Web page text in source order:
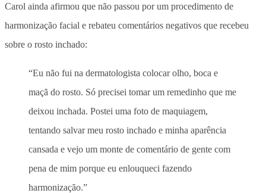
Carol ainda afirmou que não passou por um procedimento de
harmonização facial e rebateu comentários negativos que recebeu
sobre o rosto inchado:
“Eu não fui na dermatologista colocar olho, boca e
maçã do rosto. Só precisei tomar um remedinho que me
deixou inchada. Postei uma foto de maquiagem,
tentando salvar meu rosto inchado e minha aparência
cansada e vejo um monte de comentário de gente com
pena de mim porque eu enlouqueci fazendo
harmonização.”